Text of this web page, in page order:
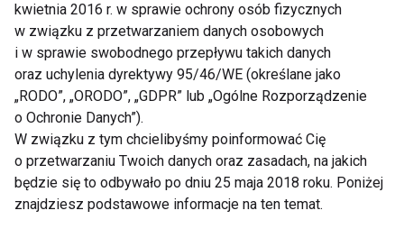
profesjonalnego ośrodka, w sieci znajdziecie
mnóstwo porad, jakie ćwiczenia będą dla Was
najlepsze, możecie też obejrzećfilmy
instruktażowe, które sprawią, ze w Waszym
domowym zaciszu zapanuje prawdziwie sportowa
atmosfera.
Przygoda z Pilatesem dla większości osób okazuje
kwietnia 2016 r. w sprawie ochrony osób fizycznych
w związku z przetwarzaniem danych osobowych
i w sprawie swobodnego przepływu takich danych
oraz uchylenia dyrektywy 95/46/WE (określane jako
„RODO”, „ORODO”, „GDPR” lub „Ogólne Rozporządzenie
o Ochronie Danych”).
W związku z tym chcielibyśmy poinformować Cię
o przetwarzaniu Twoich danych oraz zasadach, na jakich
będzie się to odbywało po dniu 25 maja 2018 roku. Poniżej
znajdziesz podstawowe informacje na ten temat.